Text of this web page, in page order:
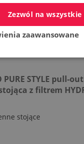
PURE STYLE pull-
z filtrem
stojące
Zezwól na wszystkie
zaawansowane